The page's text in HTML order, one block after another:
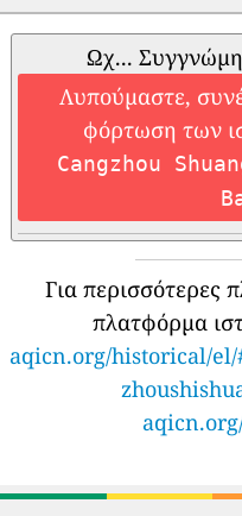
Ωχ...
Λυπούμαστε,
φόρτωση των
Cangzhou
Για περισσότερες
πλατφόρμα
aqicn.org/historical/